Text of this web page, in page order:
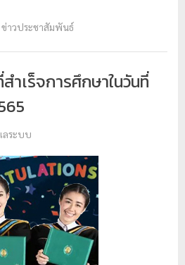
ข่าวประชาสัมพันธ์
ำเร็จการศึกษาในวันที่
ลระบบ